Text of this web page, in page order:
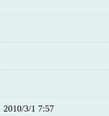
2010/3/1 7:57